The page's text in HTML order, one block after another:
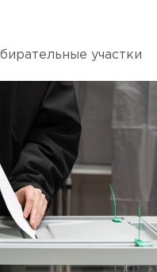
участки